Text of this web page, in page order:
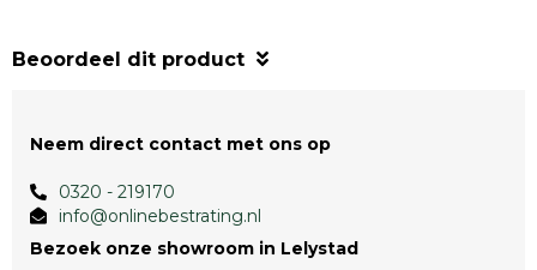
Beoordeel dit product
Neem direct contact met ons op
0320 - 219170
info@onlinebestrating.nl
Bezoek onze showroom in Lelystad